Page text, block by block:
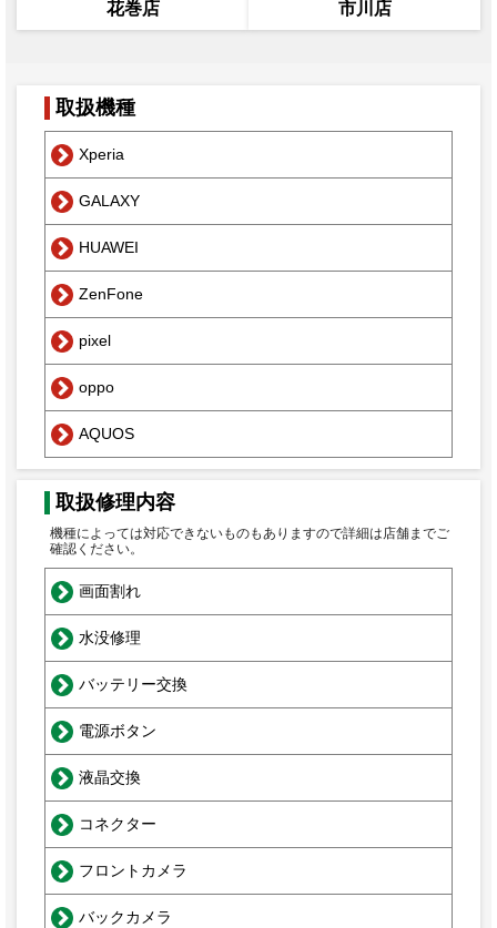
花巻店 市川店
取扱機種
Xperia
GALAXY
HUAWEI
ZenFone
pixel
oppo
AQUOS
取扱修理内容
機種によっては対応できないものもありますので詳細は店舗までご
確認ください。
画面割れ
水没修理
バッテリー交換
電源ボタン
液晶交換
コネクター
フロントカメラ
バックカメラ